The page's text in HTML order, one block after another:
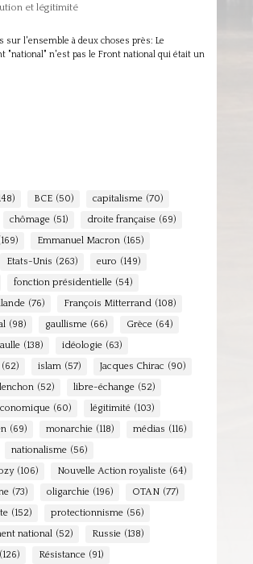
et légitimité
sur l'ensemble à deux choses près: Le
"national" n'est pas le Front national qui était un
BCE (50) capitalisme (70)
chômage (51) droite française (69)
Emmanuel Macron (165)
Etats-Unis (263) euro (149)
fonction présidentielle (54)
(76) François Mitterrand (108)
(98) gaullisme (66) Grèce (64)
(138) idéologie (63)
(62) islam (57) Jacques Chirac (90)
(52) libre-échange (52)
(60) légitimité (103)
(69) monarchie (118) médias (116)
nationalisme (56)
(106) Nouvelle Action royaliste (64)
(73) oligarchie (196) OTAN (77)
(152) protectionnisme (56)
national (52) Russie (138)
(126) Résistance (91)